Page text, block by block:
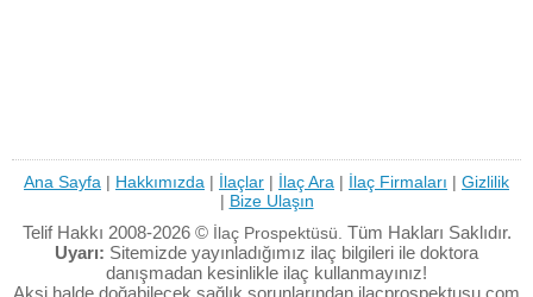
Ana Sayfa | Hakkımızda | İlaçlar | İlaç Ara | İlaç Firmaları | Gizlilik
| Bize Ulaşın
Telif Hakkı 2008-2026 © İlaç Prospektüsü. Tüm Hakları Saklıdır.
Uyarı: Sitemizde yayınladığımız ilaç bilgileri ile doktora
danışmadan kesinlikle ilaç kullanmayınız!
Aksi halde doğabilecek sağlık sorunlarından ilacprospektusu.com